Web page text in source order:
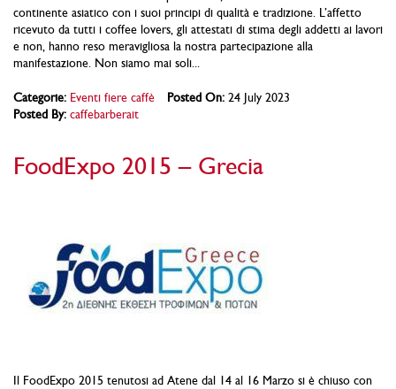
continente asiatico con i suoi principi di qualità e tradizione. L’affetto
ricevuto da tutti i coffee lovers, gli attestati di stima degli addetti ai lavori
e non, hanno reso meravigliosa la nostra partecipazione alla
manifestazione. Non siamo mai soli...
Categorie: Eventi fiere caffè Posted On: 24 July 2023
Posted By: caffebarberait
FoodExpo 2015 – Grecia
Il FoodExpo 2015 tenutosi ad Atene dal 14 al 16 Marzo si è chiuso con